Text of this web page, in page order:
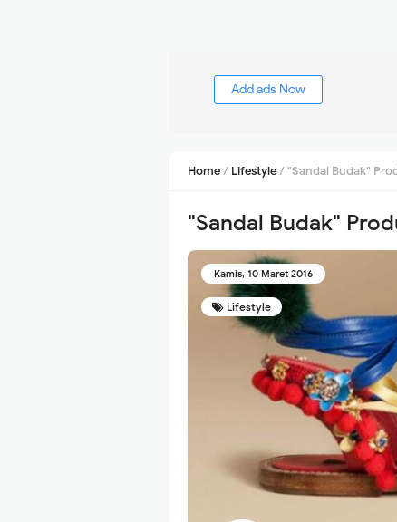
Add ads Now
Home/ Lifestyle/"Sandal Budak"
"Sandal Budak"
Kamis, 10 Maret 2016
Lifestyle